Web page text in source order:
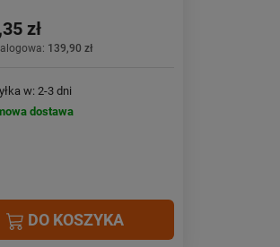
zł
139,90 zł
w: 2-3 dni
dostawa
DO KOSZYKA